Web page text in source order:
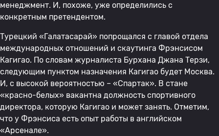
менеджмент. И, похоже, уже определились с
конкретным претендентом.
Турецкий «Галатасарай» попрощался с главой отдела
международных отношений и скаутинга Фрэнсисом
Кагигао. По словам журналиста Бурхана Джана Терзи,
следующим пунктом назначения Кагигао будет Москва.
И, с высокой вероятностью – «Спартак». В стане
«красно-белых» вакантна должность спортивного
директора, которую Кагигао и может занять. Отметим,
что у Фрэнсиса есть опыт работы в английском
«Арсенале».